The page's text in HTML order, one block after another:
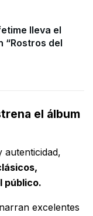
lleva el
“Rostros del
el álbum
autenticidad,
público.
excelentes